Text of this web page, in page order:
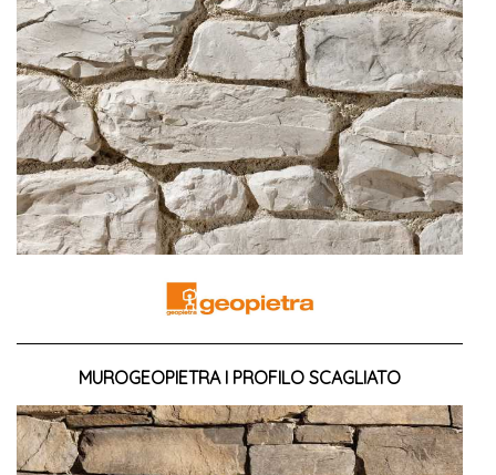
MUROGEOPIETRA I PROFILO SCAGLIATO